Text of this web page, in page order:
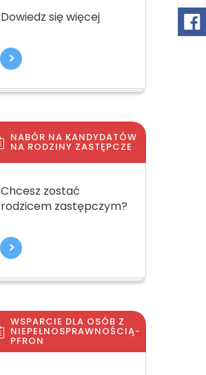
Dowiedz się więcej
NABÓR NA KANDYDATÓW
NA RODZINY ZASTĘPCZE
Chcesz zostać
rodzicem zastępczym?
WSPARCIE DLA OSÓB Z
NIEPEŁNOSPRAWNOŚCIĄ-
PFRON